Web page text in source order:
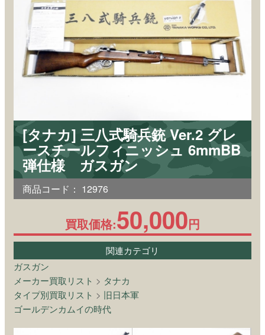
[タナカ] 三八式騎兵銃 Ver.2 グレ
ースチールフィニッシュ 6mmBB
弾仕様 ガスガン
商品コード： 12976
買取価格:50,000円
関連カテゴリ
ガスガン
メーカー買取リスト > タナカ
タイプ別買取リスト > 旧日本軍
ゴールデンカムイの時代